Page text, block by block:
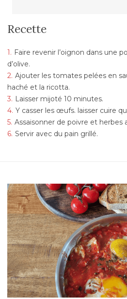
Recette
Faire revenir l’oignon dans une
d’olive.
Ajouter les tomates pelées en
haché et la ricotta.
Laisser mijoté 10 minutes.
Y casser les œufs. laisser cuire
Assaisonner de poivre et herbes
Servir avec du pain grillé.